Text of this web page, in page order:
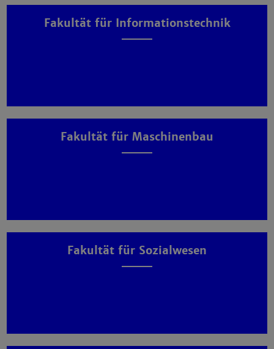
Fakultät für Informationstechnik
Fakultät für Maschinenbau
Fakultät für Sozialwesen